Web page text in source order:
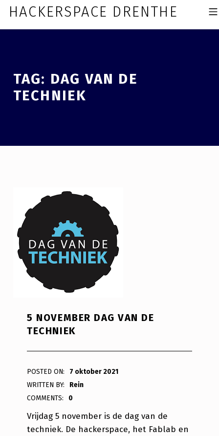
HACKERSPACE DRENTHE
TAG: DAG VAN DE
TECHNIEK
5 NOVEMBER DAG VAN DE
TECHNIEK
POSTED ON:
7 oktober 2021
WRITTEN BY:
Rein
COMMENTS:
0
Vrijdag 5 november is de dag van de
techniek. De hackerspace, het Fablab en